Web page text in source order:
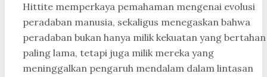
Hittite memperkaya pemahaman mengenai evolusi
peradaban manusia, sekaligus menegaskan bahwa
peradaban bukan hanya milik kekuatan yang bertahan
paling lama, tetapi juga milik mereka yang
meninggalkan pengaruh mendalam dalam lintasan